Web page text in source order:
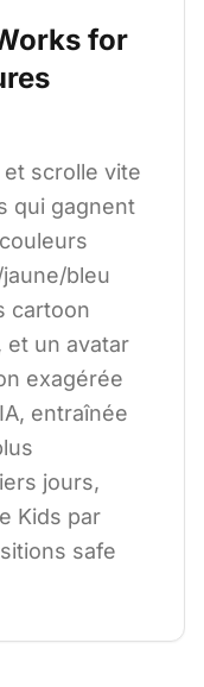
for
scrolle vite
qui gagnent
bleu
cartoon
et un avatar
exagérée
entraînée
jours,
Kids par
safe